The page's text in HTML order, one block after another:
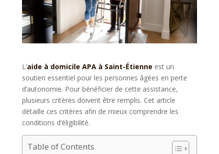
L’aide à domicile APA à Saint-Étienne est un
soutien essentiel pour les personnes âgées en perte
d’autonomie. Pour bénéficier de cette assistance,
plusieurs critères doivent être remplis. Cet article
détaille ces critères afin de mieux comprendre les
conditions d’éligibilité.
Table of Contents